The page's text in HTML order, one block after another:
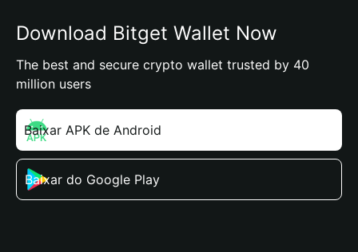
Download Bitget Wallet Now
The best and secure crypto wallet trusted by 40
million users
Baixar APK de Android
Baixar do Google Play